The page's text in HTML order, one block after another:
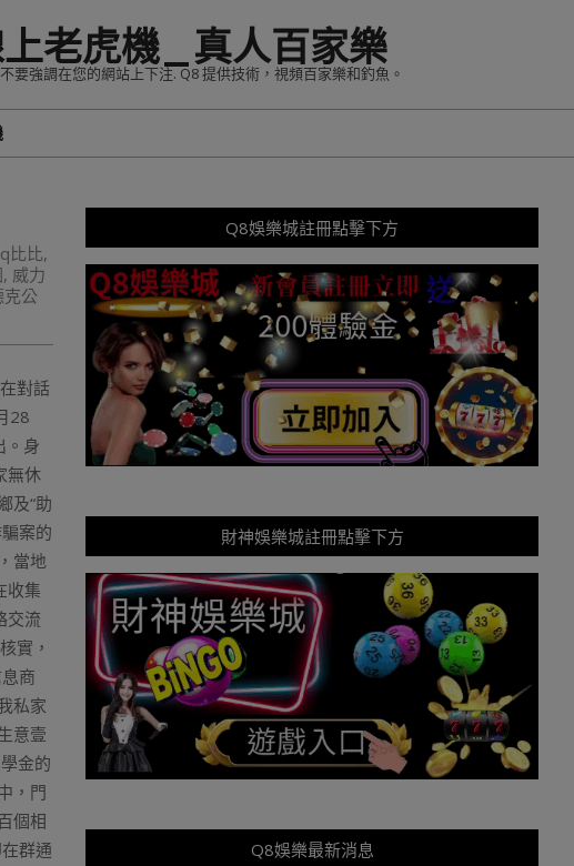
老虎機_真人百家樂
強調在您的網站上下注. Q8 提供技術，視頻百家樂和釣魚。
q比比,
, 威力
克公
對話
28
。身
無休
及“助
案的
當地
收集
交流
實，
商
私家
意壹
金的
，門
個相
群通
Q8娛樂城註冊點擊下方
財神娛樂城註冊點擊下方
Q8娛樂最新消息